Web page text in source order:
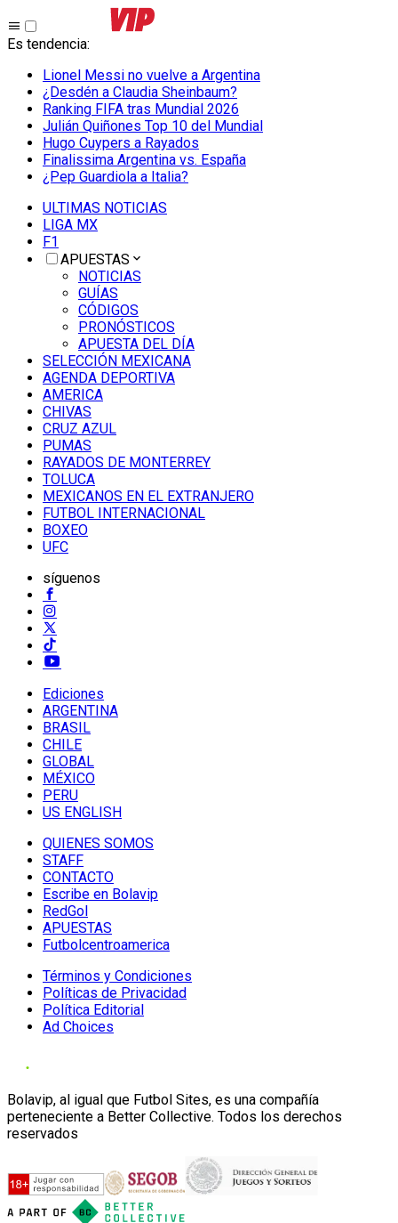
Es tendencia:
Lionel Messi no vuelve a Argentina
¿Desdén a Claudia Sheinbaum?
Ranking FIFA tras Mundial 2026
Julián Quiñones Top 10 del Mundial
Hugo Cuypers a Rayados
Finalissima Argentina vs. España
¿Pep Guardiola a Italia?
ULTIMAS NOTICIAS
LIGA MX
F1
APUESTAS
NOTICIAS
GUÍAS
CÓDIGOS
PRONÓSTICOS
APUESTA DEL DÍA
SELECCIÓN MEXICANA
AGENDA DEPORTIVA
AMERICA
CHIVAS
CRUZ AZUL
PUMAS
RAYADOS DE MONTERREY
TOLUCA
MEXICANOS EN EL EXTRANJERO
FUTBOL INTERNACIONAL
BOXEO
UFC
síguenos
Ediciones
ARGENTINA
BRASIL
CHILE
GLOBAL
MÉXICO
PERU
US ENGLISH
QUIENES SOMOS
STAFF
CONTACTO
Escribe en Bolavip
RedGol
APUESTAS
Futbolcentroamerica
Términos y Condiciones
Políticas de Privacidad
Política Editorial
Ad Choices
Bolavip, al igual que Futbol Sites, es una compañía
perteneciente a Better Collective. Todos los derechos
reservados